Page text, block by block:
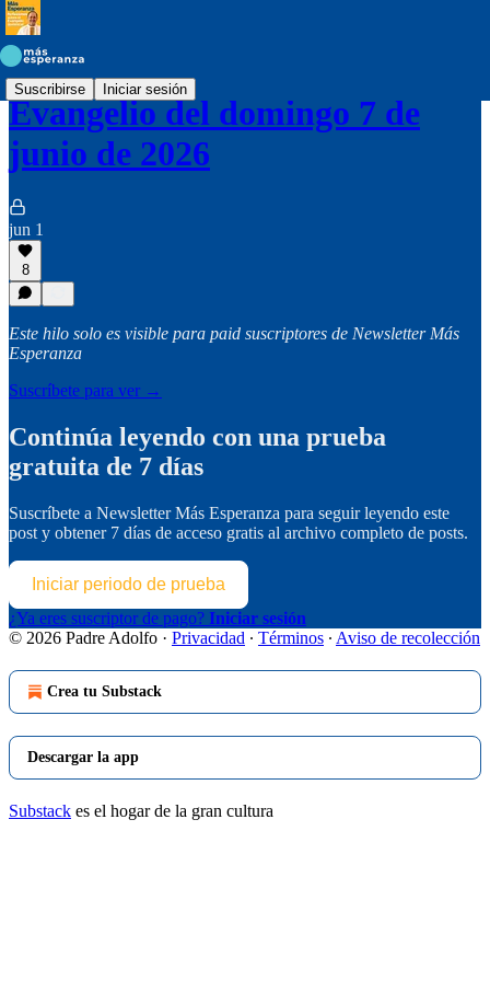
Suscribirse Iniciar sesión
Evangelio del domingo 7 de
junio de 2026
jun 1
8
Este hilo solo es visible para paid suscriptores de Newsletter Más
Esperanza
Suscríbete para ver →
Continúa leyendo con una prueba
gratuita de 7 días
Suscríbete a Newsletter Más Esperanza para seguir leyendo este
post y obtener 7 días de acceso gratis al archivo completo de posts.
Iniciar periodo de prueba
¿Ya eres suscriptor de pago? Iniciar sesión
© 2026 Padre Adolfo · Privacidad ∙ Términos ∙ Aviso de recolección
Crea tu Substack
Descargar la app
Substack es el hogar de la gran cultura